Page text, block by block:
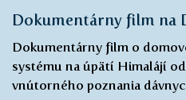
Dokumentárny film na
Dokumentárny film o
systému na úpätí Himalájí
vnútorného poznania